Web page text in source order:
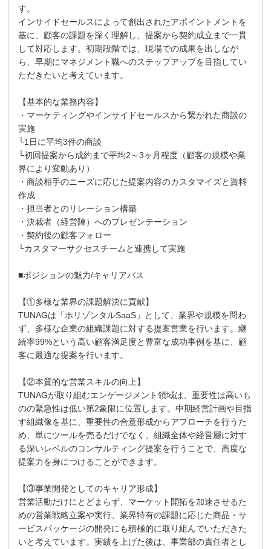
す。
インサイドセールスによって創出されたアポイントメントを
基に、顧客の課題を深く理解し、提案から契約成立まで一貫
して対応します。初期段階では、現場での成果を出しなが
ら、早期にマネジメント職へのステップアップを目指してい
ただきたいと考えています。
【基本的な業務内容】
・マーケティングやインサイドセールスから繋がれた商談の
実施
└1日に平均3件の商談
└初回提案から成約まで平均2～3ヶ月程度（顧客の規模や業
界により変動あり）
・商談相手のニーズに応じた提案内容のカスタマイズと資料
作成
・担当者とのリレーション構築
・決裁者（経営陣）へのプレゼンテーション
・契約後の顧客フォロー
└カスタマーサクセスチームと連携して実施
■ポジションの魅力/キャリアパス
【①多様な業界の課題解決に貢献】
TUNAGは「ホリゾンタルSaaS」として、業界や規模を問わ
ず、多様な企業の組織課題に対する提案営業を行います。継
続率99%という高い顧客満足度と豊富な成功事例を基に、顧
客に最適な提案を行います。
【②本質的な営業スキルの向上】
TUNAGが取り組むエンゲージメント領域は、重要性は高いも
のの緊急性は低い第2象限に位置します。中期経営計画や目指
す組織像を基に、重要性の合意形成からアプローチを行うた
め、単にツールを売るだけでなく、組織全体や経営層に対す
る深いレベルのコンサルティング提案を行うことで、高度な
提案力を身につけることができます。
【③事業開発としてのキャリア形成】
営業活動だけにとどまらず、マーケット開拓を加速させるた
めの営業戦略立案や実行、業界特有の課題に応じた商品・サ
ービスパッケージの開発にも積極的に取り組んでいただきた
いと考えています。実績を上げた後は、事業部の責任者とし